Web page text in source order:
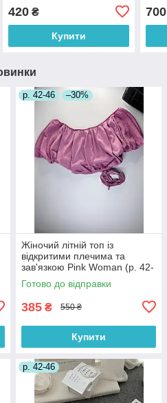
420₴
Купити
(р.
700
р. 42-46 –30%
Жіночий літній топ із
відкритими плечима та
зав'язкою Pink Woman (р. 42-
46) 1171068r
Готово до відправки
385 ₴ 550 ₴
Купити
р. 42-46